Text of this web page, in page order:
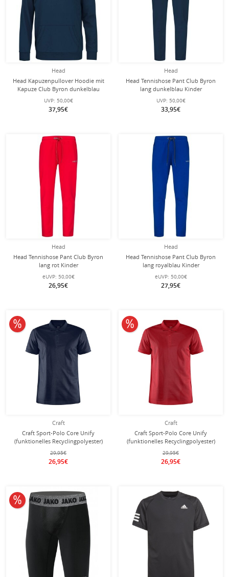
Head
Head Kapuzenpullover Hoodie mit
Kapuze Club Byron dunkelblau
Kinder
UVP: 50,00€
37,95€
Head
Head Tennishose Pant Club Byron
lang dunkelblau Kinder
UVP: 50,00€
33,95€
Head
Head Tennishose Pant Club Byron
lang rot Kinder
eUVP: 50,00€
26,95€
Head
Head Tennishose Pant Club Byron
lang royalblau Kinder
eUVP: 50,00€
27,95€
Craft
Craft Sport-Polo Core Unify
(funktionelles Recyclingpolyester)
dunkelnavyblau Herren
29,95€
26,95€
10% reduziert
Craft
Craft Sport-Polo Core Unify
(funktionelles Recyclingpolyester)
rot Herren
29,95€
26,95€
10% reduziert
10% reduziert